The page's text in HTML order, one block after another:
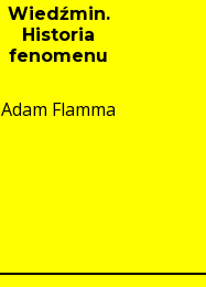
Wiedźmin.
Historia
fenomenu
Adam Flamma